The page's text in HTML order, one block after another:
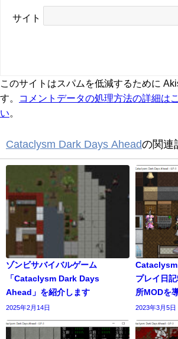
サイト
このサイトはスパムを低減するために
す。
コメントデータの処理方法の詳細は
い
Cataclysm Dark Days Aheadの関連
ゾンビサバイバルゲーム
「Cataclysm Dark Days
Ahead」を紹介します
2025年2月14日
プレイ日
所MODを
2023年3月5日